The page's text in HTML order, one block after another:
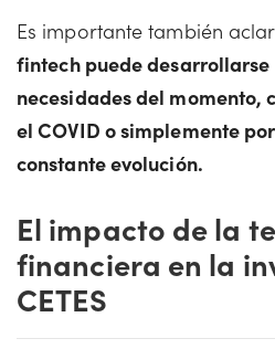
Es importante también
fintech puede
necesidades del momento,
el COVID o simplemente
constante evolución.
El impacto de la
financiera en la
CETES